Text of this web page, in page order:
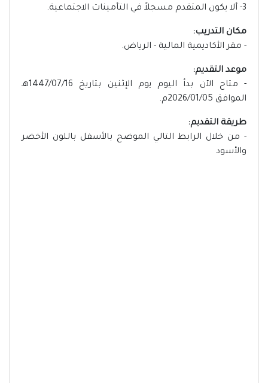
3- ألا يكون المتقدم مسجلاً في التأمينات الاجتماعية.
مكان التدريب:
- مقر الأكاديمية المالية - الرياض.
موعد التقديم:
- متاح الآن بدأ اليوم يوم الإثنين بتاريخ 1447/07/16هـ
الموافق 2026/01/05م.
طريقة التقديم:
- من خلال الرابط التالي الموضح بالأسفل باللون الأخضر
والأسود